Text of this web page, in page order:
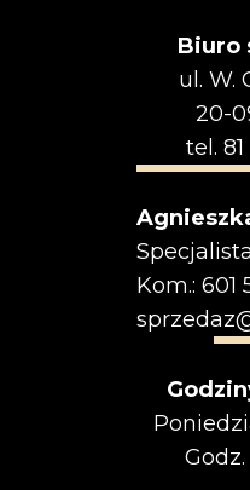
Biuro
ul. W.
20-
tel.
Kom.: 601
Godz.